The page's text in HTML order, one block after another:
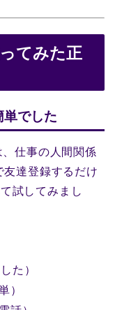
てみた正
単でした
仕事の人間関係
達登録するだけ
試してみまし
た）
）